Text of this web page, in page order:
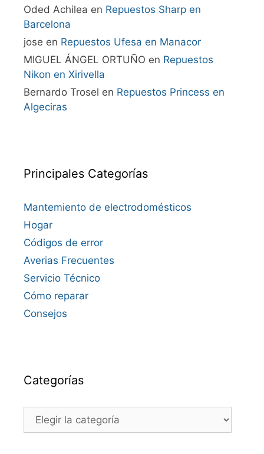
Oded Achilea en Repuestos Sharp en
Barcelona
jose en Repuestos Ufesa en Manacor
MIGUEL ÁNGEL ORTUÑO en Repuestos
Nikon en Xirivella
Bernardo Trosel en Repuestos Princess en
Algeciras
Principales Categorías
Mantemiento de electrodomésticos
Hogar
Códigos de error
Averias Frecuentes
Servicio Técnico
Cómo reparar
Consejos
Categorías
Categorías